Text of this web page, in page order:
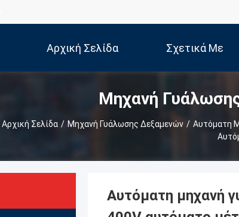
Αρχική Σελίδα Σχετικά Με
Εμάς
Μηχανή
Αρχική Σελίδα / Μηχανή Γυάλωσης Δεξαμενών / Αυτόματη
Αυτόματη μηχανή